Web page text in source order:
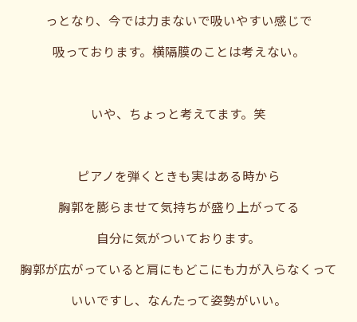
っとなり、今では力まないで吸いやすい感じで
吸っております。横隔膜のことは考えない。
いや、ちょっと考えてます。笑
ピアノを弾くときも実はある時から
胸郭を膨らませて気持ちが盛り上がってる
自分に気がついております。
胸郭が広がっていると肩にもどこにも力が入らなくって
いいですし、なんたって姿勢がいい。